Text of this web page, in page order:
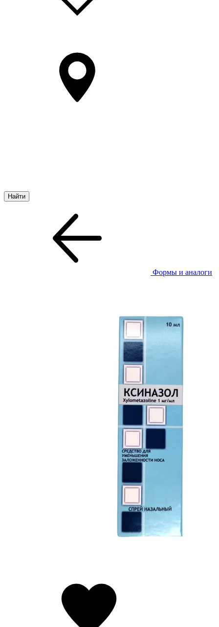
Формы и аналоги